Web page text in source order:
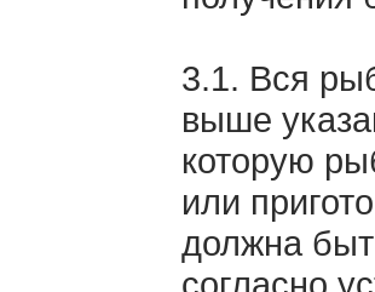
3.1. Вся
выше
которую
или
должна